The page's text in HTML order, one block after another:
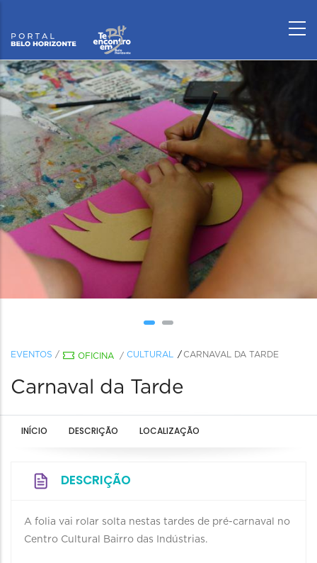
EVENTOS / OFICINA / CULTURAL CARNAVAL DA TARDE
Carnaval da Tarde
INÍCIO DESCRIÇÃO LOCALIZAÇÃO
DESCRIÇÃO
A folia vai rolar solta nestas tardes de pré-carnaval no
Centro Cultural Bairro das Indústrias.